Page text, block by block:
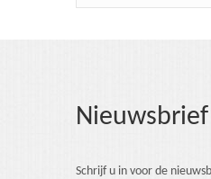
Nieuwsbrief
Schrijf u in voor de